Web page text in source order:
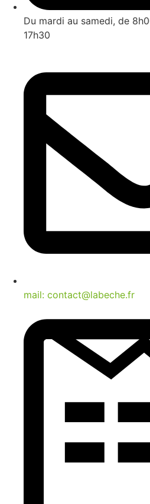
Du mardi au samedi, de
17h30
mail: contact@labeche.fr